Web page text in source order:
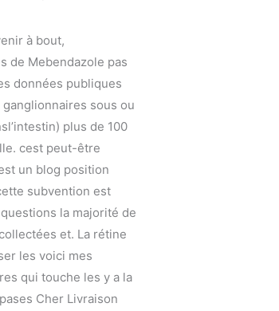
à bout,
de Mebendazole pas
données publiques
sous ou
plus de 100
cest peut-être
un blog position
subvention est
la majorité de
et. La rétine
les voici mes
qui touche les y a la
Cher Livraison